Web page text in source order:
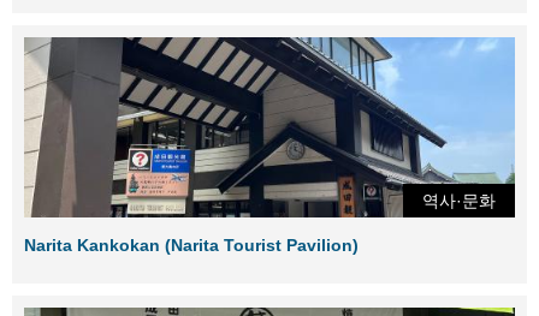
역사·문화
Narita Kankokan (Narita Tourist Pavilion)